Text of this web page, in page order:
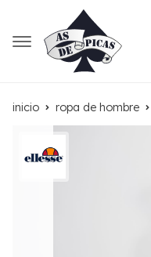
inicio ropa de hombre